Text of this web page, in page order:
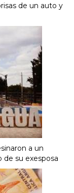
de un auto y
a un
de su exesposa